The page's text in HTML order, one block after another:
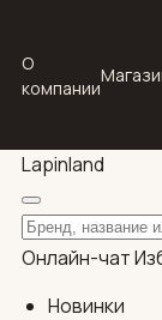
О
компании
Lapinland
Поиск по
Онлайн-чат
Новинки